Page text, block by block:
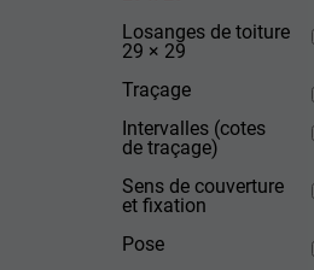
Losanges de toiture
29 × 29
Traçage
Intervalles (cotes
de traçage)
Sens de couverture
et fixation
Pose